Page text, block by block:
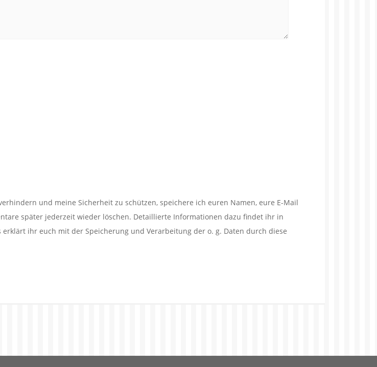
und meine Sicherheit zu schützen, speichere ich euren Namen, eure E-Mail
später jederzeit wieder löschen. Detaillierte Informationen dazu findet ihr in
ihr euch mit der Speicherung und Verarbeitung der o. g. Daten durch diese